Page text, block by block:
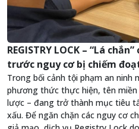
REGISTRY LOCK – “Lá
trước nguy cơ bị chiếm
Trong bối cảnh tội phạm an ninh
phương thức thực hiện, tên
lược – đang trở thành mục tiêu
xấu. Để ngăn chặn các nguy cơ